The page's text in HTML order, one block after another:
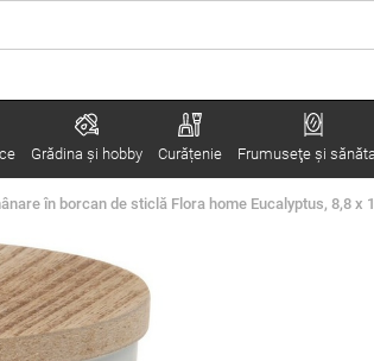
Grădina şi hobby Curățenie Frumuseţe şi
în borcan de sticlă Flora home Eucalyptus, 8,8 x